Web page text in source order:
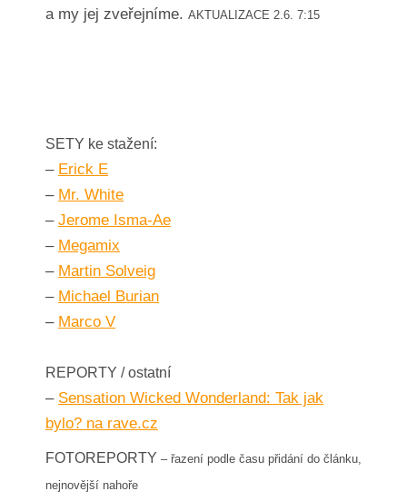
a my jej zveřejníme. AKTUALIZACE 2.6. 7:15
SETY ke stažení:
– Erick E
– Mr. White
– Jerome Isma-Ae
– Megamix
– Martin Solveig
– Michael Burian
– Marco V
REPORTY / ostatní
– Sensation Wicked Wonderland: Tak jak
bylo? na rave.cz
FOTOREPORTY – řazení podle času přidání do článku,
nejnovější nahoře